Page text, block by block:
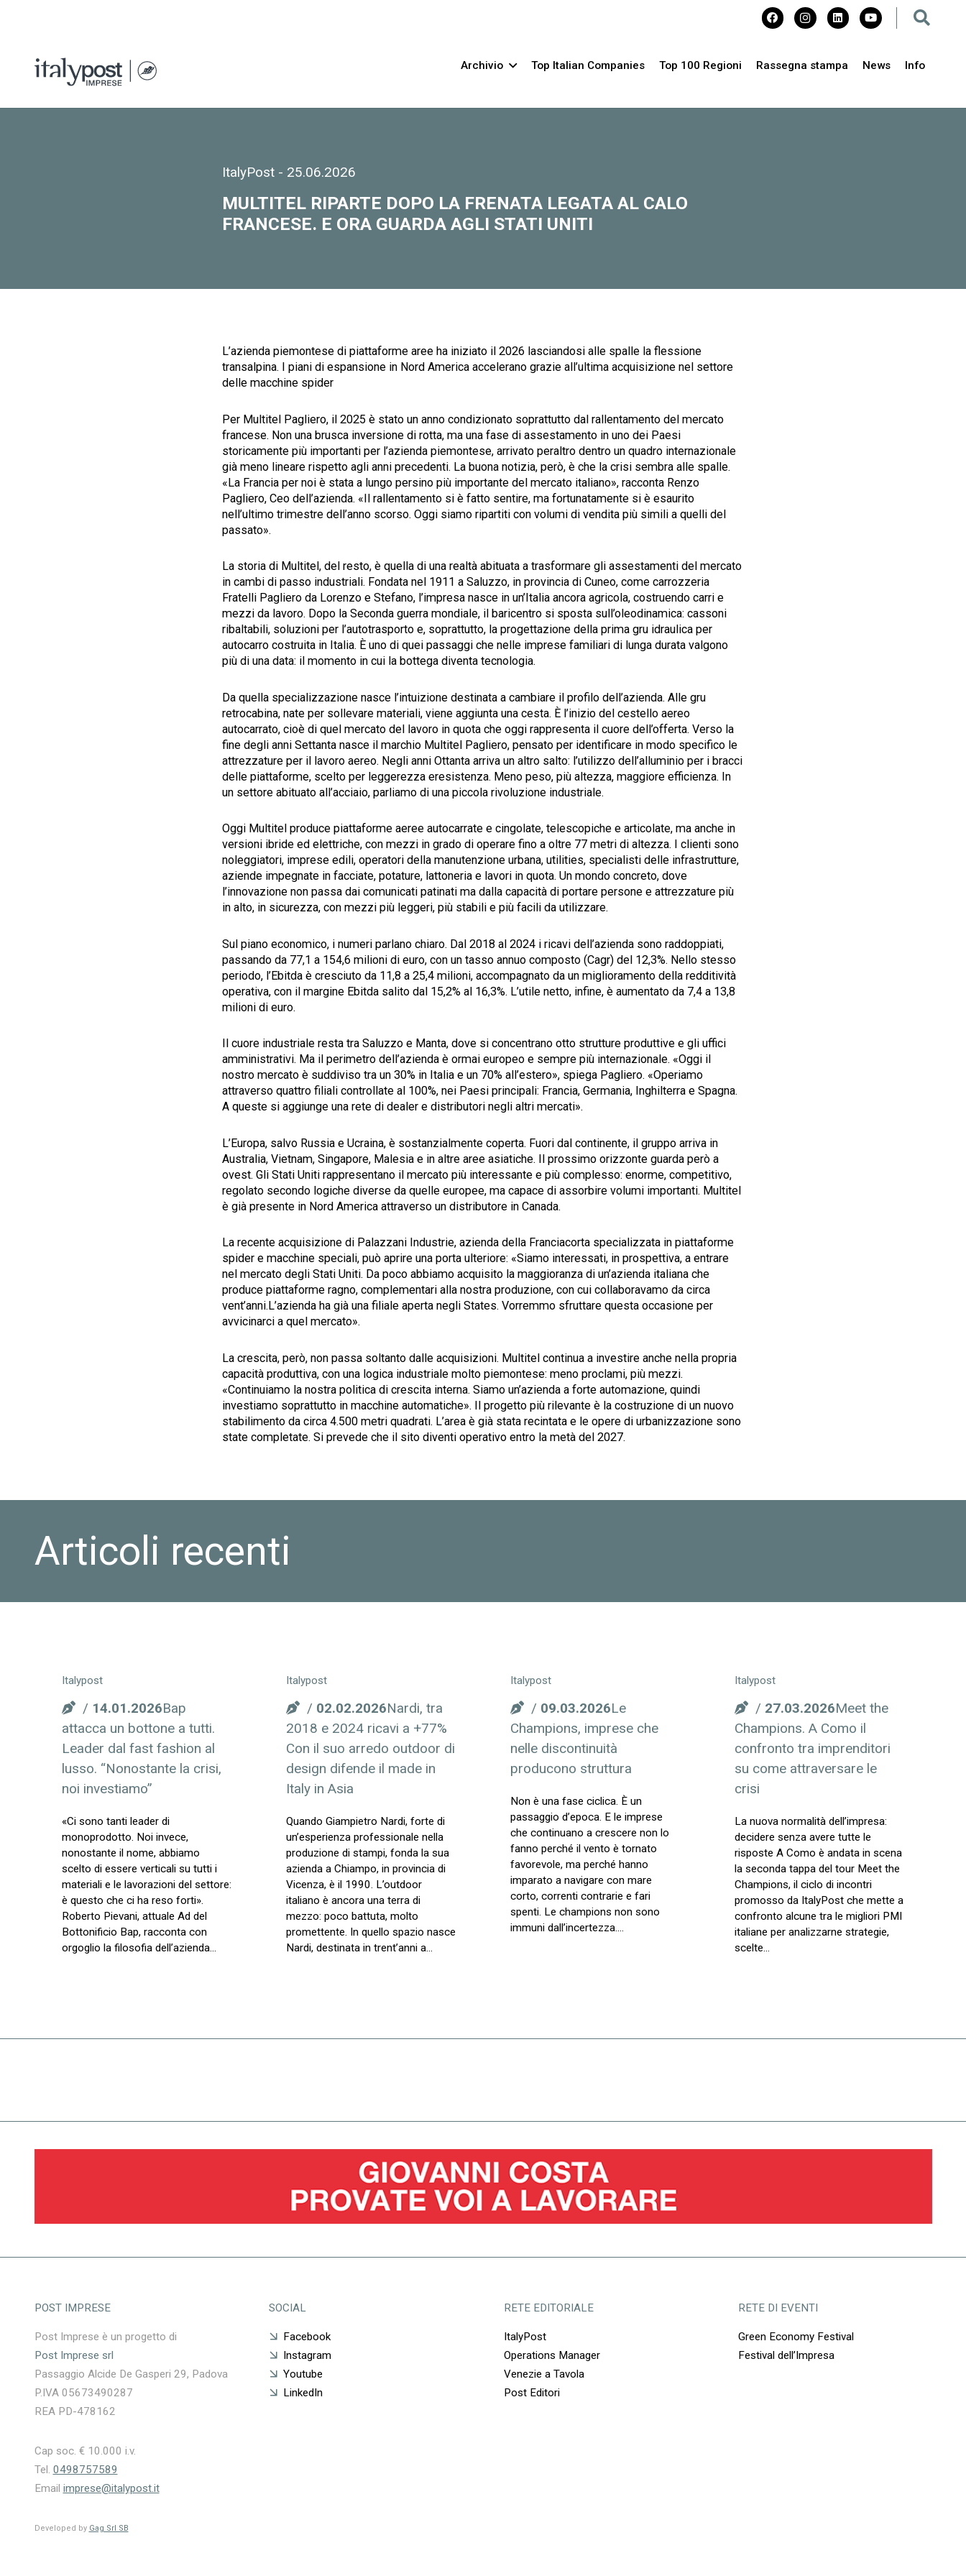
Archivio Top Italian Companies Top 100 Regioni Rassegna stampa News Info
ItalyPost- 25.06.2026
MULTITEL RIPARTE DOPO LA FRENATA LEGATA AL CALO
FRANCESE. E ORA GUARDA AGLI STATI UNITI
L’azienda piemontese di piattaforme aree ha iniziato il 2026 lasciandosi alle spalle la flessione
transalpina. I piani di espansione in Nord America accelerano grazie all’ultima acquisizione nel settore
delle macchine spider
Per Multitel Pagliero, il 2025 è stato un anno condizionato soprattutto dal rallentamento del mercato
francese. Non una brusca inversione di rotta, ma una fase di assestamento in uno dei Paesi
storicamente più importanti per l’azienda piemontese, arrivato peraltro dentro un quadro internazionale
già meno lineare rispetto agli anni precedenti. La buona notizia, però, è che la crisi sembra alle spalle.
«La Francia per noi è stata a lungo persino più importante del mercato italiano», racconta Renzo
Pagliero, Ceo dell’azienda. «Il rallentamento si è fatto sentire, ma fortunatamente si è esaurito
nell’ultimo trimestre dell’anno scorso. Oggi siamo ripartiti con volumi di vendita più simili a quelli del
passato».
La storia di Multitel, del resto, è quella di una realtà abituata a trasformare gli assestamenti del mercato
in cambi di passo industriali. Fondata nel 1911 a Saluzzo, in provincia di Cuneo, come carrozzeria
Fratelli Pagliero da Lorenzo e Stefano, l’impresa nasce in un’Italia ancora agricola, costruendo carri e
mezzi da lavoro. Dopo la Seconda guerra mondiale, il baricentro si sposta sull’oleodinamica: cassoni
ribaltabili, soluzioni per l’autotrasporto e, soprattutto, la progettazione della prima gru idraulica per
autocarro costruita in Italia. È uno di quei passaggi che nelle imprese familiari di lunga durata valgono
più di una data: il momento in cui la bottega diventa tecnologia.
Da quella specializzazione nasce l’intuizione destinata a cambiare il profilo dell’azienda. Alle gru
retrocabina, nate per sollevare materiali, viene aggiunta una cesta. È l’inizio del cestello aereo
autocarrato, cioè di quel mercato del lavoro in quota che oggi rappresenta il cuore dell’offerta. Verso la
fine degli anni Settanta nasce il marchio Multitel Pagliero, pensato per identificare in modo specifico le
attrezzature per il lavoro aereo. Negli anni Ottanta arriva un altro salto: l’utilizzo dell’alluminio per i bracci
delle piattaforme, scelto per leggerezza eresistenza. Meno peso, più altezza, maggiore efficienza. In
un settore abituato all’acciaio, parliamo di una piccola rivoluzione industriale.
Oggi Multitel produce piattaforme aeree autocarrate e cingolate, telescopiche e articolate, ma anche in
versioni ibride ed elettriche, con mezzi in grado di operare fino a oltre 77 metri di altezza. I clienti sono
noleggiatori, imprese edili, operatori della manutenzione urbana, utilities, specialisti delle infrastrutture,
aziende impegnate in facciate, potature, lattoneria e lavori in quota. Un mondo concreto, dove
l’innovazione non passa dai comunicati patinati ma dalla capacità di portare persone e attrezzature più
in alto, in sicurezza, con mezzi più leggeri, più stabili e più facili da utilizzare.
Sul piano economico, i numeri parlano chiaro. Dal 2018 al 2024 i ricavi dell’azienda sono raddoppiati,
passando da 77,1 a 154,6 milioni di euro, con un tasso annuo composto (Cagr) del 12,3%. Nello stesso
periodo, l’Ebitda è cresciuto da 11,8 a 25,4 milioni, accompagnato da un miglioramento della redditività
operativa, con il margine Ebitda salito dal 15,2% al 16,3%. L’utile netto, infine, è aumentato da 7,4 a 13,8
milioni di euro.
Il cuore industriale resta tra Saluzzo e Manta, dove si concentrano otto strutture produttive e gli uffici
amministrativi. Ma il perimetro dell’azienda è ormai europeo e sempre più internazionale. «Oggi il
nostro mercato è suddiviso tra un 30% in Italia e un 70% all’estero», spiega Pagliero. «Operiamo
attraverso quattro filiali controllate al 100%, nei Paesi principali: Francia, Germania, Inghilterra e Spagna.
A queste si aggiunge una rete di dealer e distributori negli altri mercati».
L’Europa, salvo Russia e Ucraina, è sostanzialmente coperta. Fuori dal continente, il gruppo arriva in
Australia, Vietnam, Singapore, Malesia e in altre aree asiatiche. Il prossimo orizzonte guarda però a
ovest. Gli Stati Uniti rappresentano il mercato più interessante e più complesso: enorme, competitivo,
regolato secondo logiche diverse da quelle europee, ma capace di assorbire volumi importanti. Multitel
è già presente in Nord America attraverso un distributore in Canada.
La recente acquisizione di Palazzani Industrie, azienda della Franciacorta specializzata in piattaforme
spider e macchine speciali, può aprire una porta ulteriore: «Siamo interessati, in prospettiva, a entrare
nel mercato degli Stati Uniti. Da poco abbiamo acquisito la maggioranza di un’azienda italiana che
produce piattaforme ragno, complementari alla nostra produzione, con cui collaboravamo da circa
vent’anni.L’azienda ha già una filiale aperta negli States. Vorremmo sfruttare questa occasione per
avvicinarci a quel mercato».
La crescita, però, non passa soltanto dalle acquisizioni. Multitel continua a investire anche nella propria
capacità produttiva, con una logica industriale molto piemontese: meno proclami, più mezzi.
«Continuiamo la nostra politica di crescita interna. Siamo un’azienda a forte automazione, quindi
investiamo soprattutto in macchine automatiche». Il progetto più rilevante è la costruzione di un nuovo
stabilimento da circa 4.500 metri quadrati. L’area è già stata recintata e le opere di urbanizzazione sono
state completate. Si prevede che il sito diventi operativo entro la metà del 2027.
Articoli recenti
Italypost
14.01.2026Bap
attacca un bottone a tutti.
Leader dal fast fashion al
lusso. “Nonostante la crisi,
noi investiamo”
«Ci sono tanti leader di
monoprodotto. Noi invece,
nonostante il nome, abbiamo
scelto di essere verticali su tutti i
materiali e le lavorazioni del settore:
è questo che ci ha reso forti».
Roberto Pievani, attuale Ad del
Bottonificio Bap, racconta con
orgoglio la filosofia dell’azienda…
Italypost
02.02.2026Nardi, tra
2018 e 2024 ricavi a +77%
Con il suo arredo outdoor di
design difende il made in
Italy in Asia
Quando Giampietro Nardi, forte di
un’esperienza professionale nella
produzione di stampi, fonda la sua
azienda a Chiampo, in provincia di
Vicenza, è il 1990. L’outdoor
italiano è ancora una terra di
mezzo: poco battuta, molto
promettente. In quello spazio nasce
Nardi, destinata in trent’anni a…
Italypost
09.03.2026Le
Champions, imprese che
nelle discontinuità
producono struttura
Non è una fase ciclica. È un
passaggio d’epoca. E le imprese
che continuano a crescere non lo
fanno perché il vento è tornato
favorevole, ma perché hanno
imparato a navigare con mare
corto, correnti contrarie e fari
spenti. Le champions non sono
immuni dall’incertezza.…
Italypost
27.03.2026Meet the
Champions. A Como il
confronto tra imprenditori
su come attraversare le
crisi
La nuova normalità dell’impresa:
decidere senza avere tutte le
risposte A Como è andata in scena
la seconda tappa del tour Meet the
Champions, il ciclo di incontri
promosso da ItalyPost che mette a
confronto alcune tra le migliori PMI
italiane per analizzarne strategie,
scelte…
POST IMPRESE
Post Imprese è un progetto di
Post Imprese srl
Passaggio Alcide De Gasperi 29, Padova
P.IVA 05673490287
REA PD-478162
Cap soc. € 10.000 i.v.
Tel. 0498757589
Email imprese@italypost.it
Developed by Gag Srl SB
SOCIAL
Facebook
Instagram
Youtube
LinkedIn
RETE EDITORIALE
ItalyPost
Operations Manager
Venezie a Tavola
Post Editori
RETE DI EVENTI
Green Economy Festival
Festival dell’Impresa